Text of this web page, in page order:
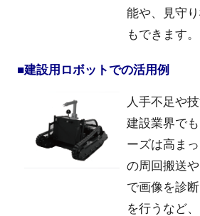
能や、見守
もできます。
■建設用ロボットでの活用例
人手不足や
建設業界で
ーズは高ま
の周回搬送
で画像を診
を行うなど